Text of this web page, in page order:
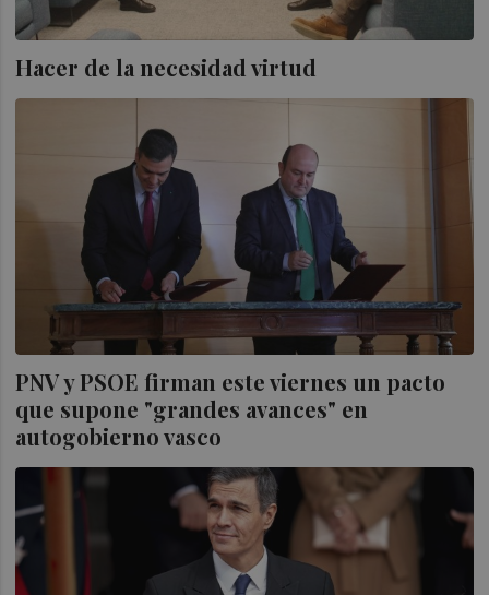
Hacer de la necesidad virtud
PNV y PSOE firman este viernes un pacto
que supone "grandes avances" en
autogobierno vasco